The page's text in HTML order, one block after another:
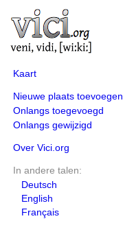
Kaart
Nieuwe plaats toevoegen
Onlangs toegevoegd
Onlangs gewijzigd
Over Vici.org
In andere talen:
Deutsch
English
Français